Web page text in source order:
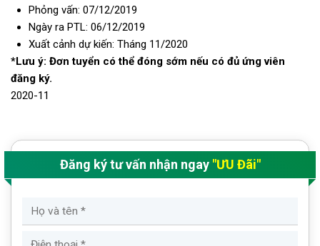
Phỏng vấn: 07/12/2019
Ngày ra PTL: 06/12/2019
Xuất cảnh dự kiến: Tháng 11/2020
*Lưu ý: Đơn tuyển có thể đóng sớm nếu có đủ ứng viên
đăng ký.
2020-11
Đăng ký tư vấn nhận ngay "ƯU Đãi"